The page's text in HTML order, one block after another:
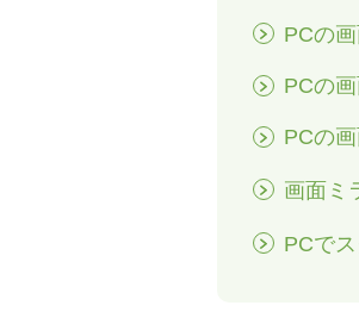
PCの
PCの
PCの
画面ミ
PCで